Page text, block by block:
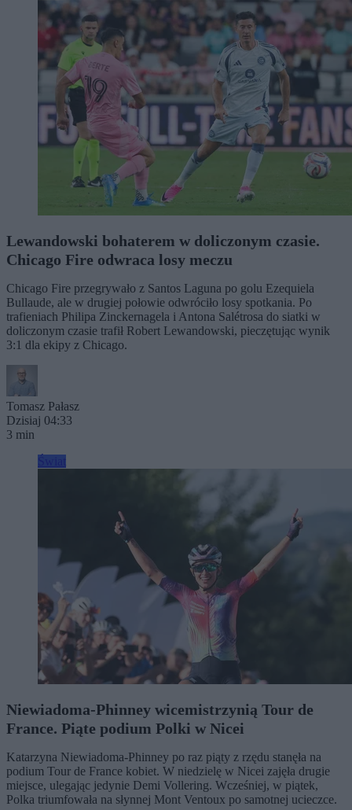
Lewandowski bohaterem w doliczonym czasie.
Chicago Fire odwraca losy meczu
Chicago Fire przegrywało z Santos Laguna po golu Ezequiela
Bullaude, ale w drugiej połowie odwróciło losy spotkania. Po
trafieniach Philipa Zinckernagela i Antona Salétrosa do siatki w
doliczonym czasie trafił Robert Lewandowski, pieczętując wynik
3:1 dla ekipy z Chicago.
Tomasz Pałasz
Dzisiaj 04:33
3 min
Niewiadoma-Phinney wicemistrzynią Tour de
France. Piąte podium Polki w Nicei
Katarzyna Niewiadoma-Phinney po raz piąty z rzędu stanęła na
podium Tour de France kobiet. W niedzielę w Nicei zajęła drugie
miejsce, ulegając jedynie Demi Vollering. Wcześniej, w piątek,
Polka triumfowała na słynnej Mont Ventoux po samotnej ucieczce.